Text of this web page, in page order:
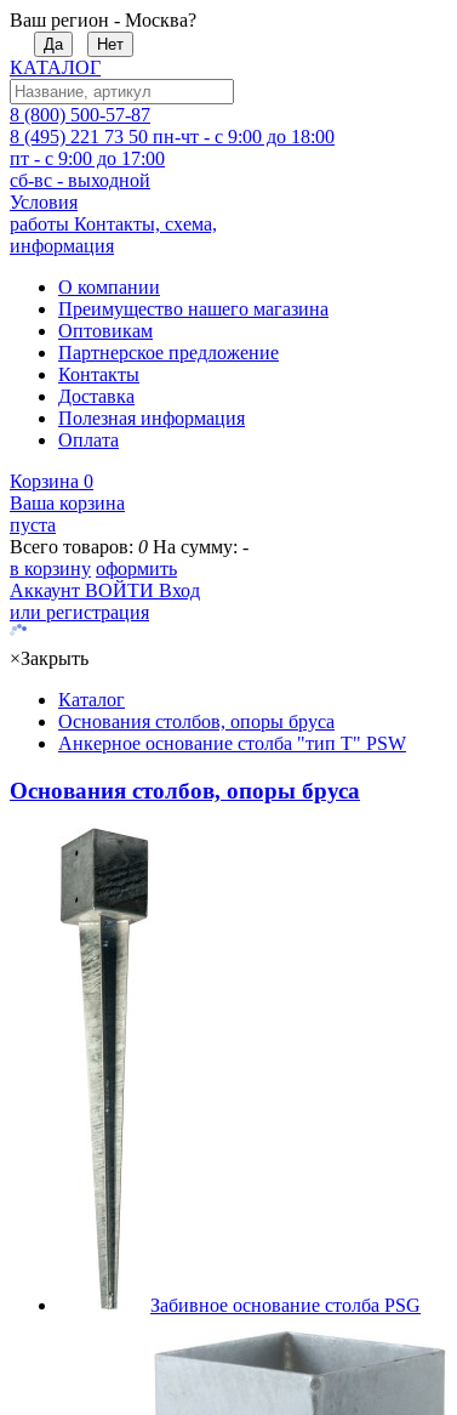
Ваш регион - Москва?
Да Нет
КАТАЛОГ
8 (800) 500-57-87
8 (495) 221 73 50 пн-чт - с 9:00 до 18:00
пт - с 9:00 до 17:00
сб-вс - выходной
Условия
работы Контакты, схема,
информация
О компании
Преимущество нашего магазина
Оптовикам
Партнерское предложение
Контакты
Доставка
Полезная информация
Оплата
Корзина 0
Ваша корзина
пуста
Всего товаров: 0 На сумму: -
в корзину оформить
Аккаунт ВОЙТИ Вход
или регистрация
×Закрыть
Каталог
Основания столбов, опоры бруса
Анкерное основание столба "тип T" PSW
Основания столбов, опоры бруса
Забивное основание столба PSG